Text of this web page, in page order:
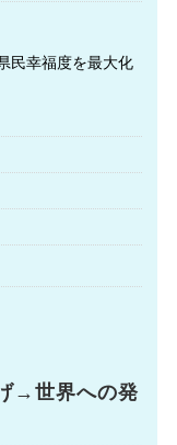
民幸福度を最大化
→世界への発